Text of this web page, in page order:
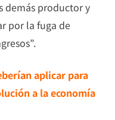
demás productor y
por la fuga de
aplicar para
a la economía